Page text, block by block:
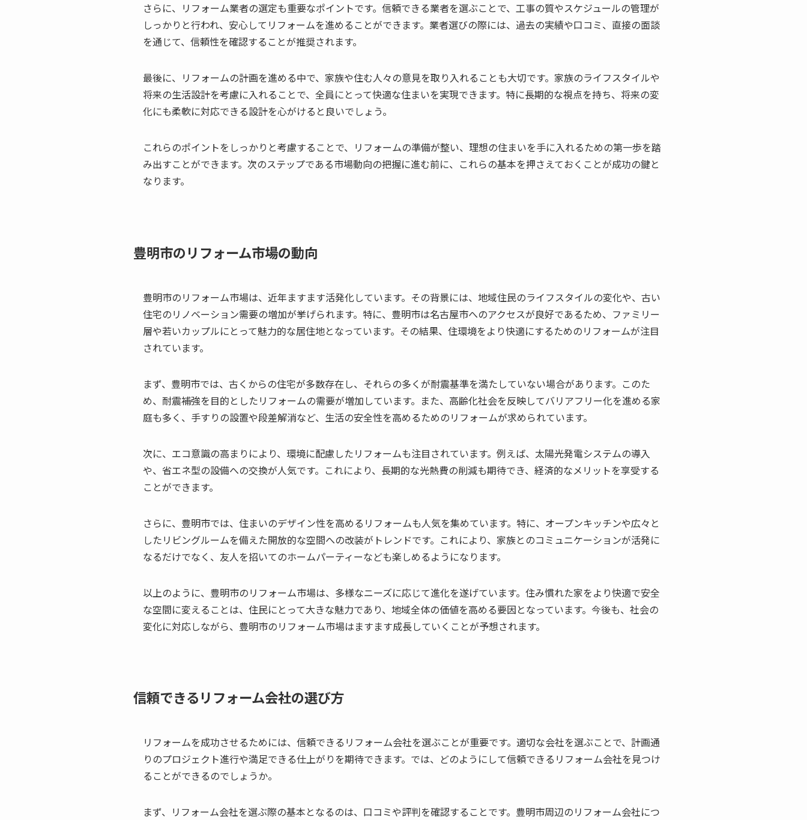
さらに、リフォーム業者の選定も重要なポイントです。信頼できる業者を選ぶことで、工事の質やスケジュールの管理が
しっかりと行われ、安心してリフォームを進めることができます。業者選びの際には、過去の実績や口コミ、直接の面談
を通じて、信頼性を確認することが推奨されます。
最後に、リフォームの計画を進める中で、家族や住む人々の意見を取り入れることも大切です。家族のライフスタイルや
将来の生活設計を考慮に入れることで、全員にとって快適な住まいを実現できます。特に長期的な視点を持ち、将来の変
化にも柔軟に対応できる設計を心がけると良いでしょう。
これらのポイントをしっかりと考慮することで、リフォームの準備が整い、理想の住まいを手に入れるための第一歩を踏
み出すことができます。次のステップである市場動向の把握に進む前に、これらの基本を押さえておくことが成功の鍵と
なります。
豊明市のリフォーム市場の動向
豊明市のリフォーム市場は、近年ますます活発化しています。その背景には、地域住民のライフスタイルの変化や、古い
住宅のリノベーション需要の増加が挙げられます。特に、豊明市は名古屋市へのアクセスが良好であるため、ファミリー
層や若いカップルにとって魅力的な居住地となっています。その結果、住環境をより快適にするためのリフォームが注目
されています。
まず、豊明市では、古くからの住宅が多数存在し、それらの多くが耐震基準を満たしていない場合があります。このた
め、耐震補強を目的としたリフォームの需要が増加しています。また、高齢化社会を反映してバリアフリー化を進める家
庭も多く、手すりの設置や段差解消など、生活の安全性を高めるためのリフォームが求められています。
次に、エコ意識の高まりにより、環境に配慮したリフォームも注目されています。例えば、太陽光発電システムの導入
や、省エネ型の設備への交換が人気です。これにより、長期的な光熱費の削減も期待でき、経済的なメリットを享受する
ことができます。
さらに、豊明市では、住まいのデザイン性を高めるリフォームも人気を集めています。特に、オープンキッチンや広々と
したリビングルームを備えた開放的な空間への改装がトレンドです。これにより、家族とのコミュニケーションが活発に
なるだけでなく、友人を招いてのホームパーティーなども楽しめるようになります。
以上のように、豊明市のリフォーム市場は、多様なニーズに応じて進化を遂げています。住み慣れた家をより快適で安全
な空間に変えることは、住民にとって大きな魅力であり、地域全体の価値を高める要因となっています。今後も、社会の
変化に対応しながら、豊明市のリフォーム市場はますます成長していくことが予想されます。
信頼できるリフォーム会社の選び方
リフォームを成功させるためには、信頼できるリフォーム会社を選ぶことが重要です。適切な会社を選ぶことで、計画通
りのプロジェクト進行や満足できる仕上がりを期待できます。では、どのようにして信頼できるリフォーム会社を見つけ
ることができるのでしょうか。
まず、リフォーム会社を選ぶ際の基本となるのは、口コミや評判を確認することです。豊明市周辺のリフォーム会社につ